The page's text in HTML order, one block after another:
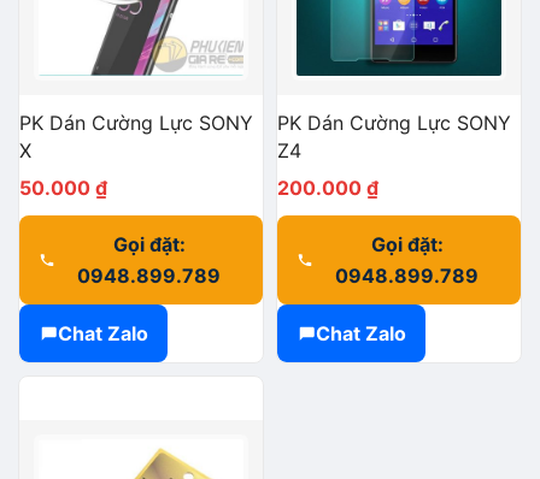
PK Dán Cường Lực SONY
X
50.000 ₫
Gọi đặt:
0948.899.789
Chat Zalo
PK Dán Cường Lực SONY
Z4
200.000 ₫
Gọi đặt:
0948.899.789
Chat Zalo